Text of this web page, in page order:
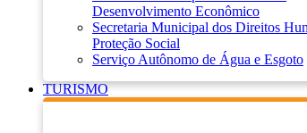
Desenvolvimento Econômico
Secretaria Municipal dos Direitos
Proteção Social
Serviço Autônomo de Água e Esgoto
TURISMO